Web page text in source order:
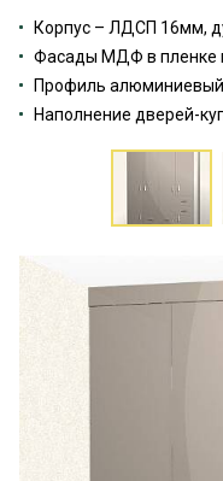
Корпус – ЛДСП 16мм,
Фасады МДФ в пленке
Профиль
Наполнение дверей-